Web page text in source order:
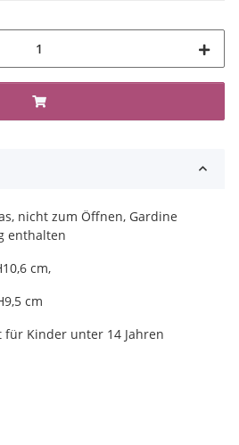
nicht zum Öffnen, Gardine
enthalten
cm,
cm
für Kinder unter 14 Jahren